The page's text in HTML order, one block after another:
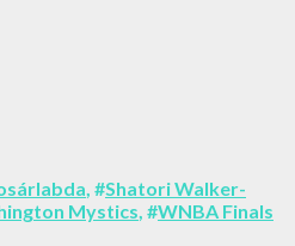
, #Shatori Walker-
Mystics , #WNBA Finals